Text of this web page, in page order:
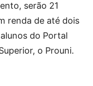
serão 21
renda de até dois
do Portal
o Prouni.